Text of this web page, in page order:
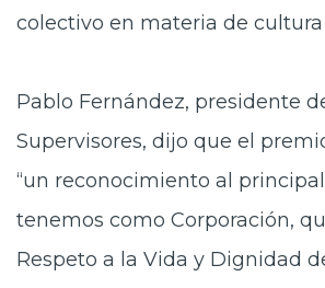
colectivo en materia de
Pablo Fernández, presidente
Supervisores, dijo que el
“un reconocimiento al
tenemos como Corporación,
Respeto a la Vida y Dignidad